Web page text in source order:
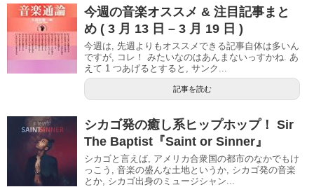
今週の音楽オススメ & 注目記事まと
め ( 3 月 13 日 – 3 月 19 日 )
今週は, 先週よりもオススメできる記事自体は多いん
ですが, コレ！ みたいなのはあんまないっすかね. あ
えて 1 つあげるとすると, サンク...
記事を読む
シカゴ発の癒し系ヒップホップ！ Sir
The Baptist『Saint or Sinner』
シカゴと言えば, アメリカ合衆国の都市のなかでもけ
っこう, 音楽の盛んな土地というか, シカゴ発の音楽
とか, シカゴ出身のミュージシャン...